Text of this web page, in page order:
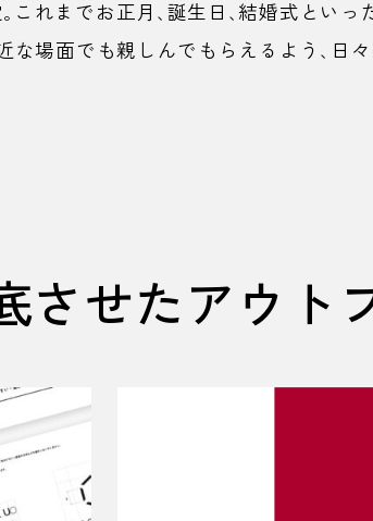
れまでお正月、誕生日、結婚式とい
な場面でも親しんでもらえるよう、
させたアウト